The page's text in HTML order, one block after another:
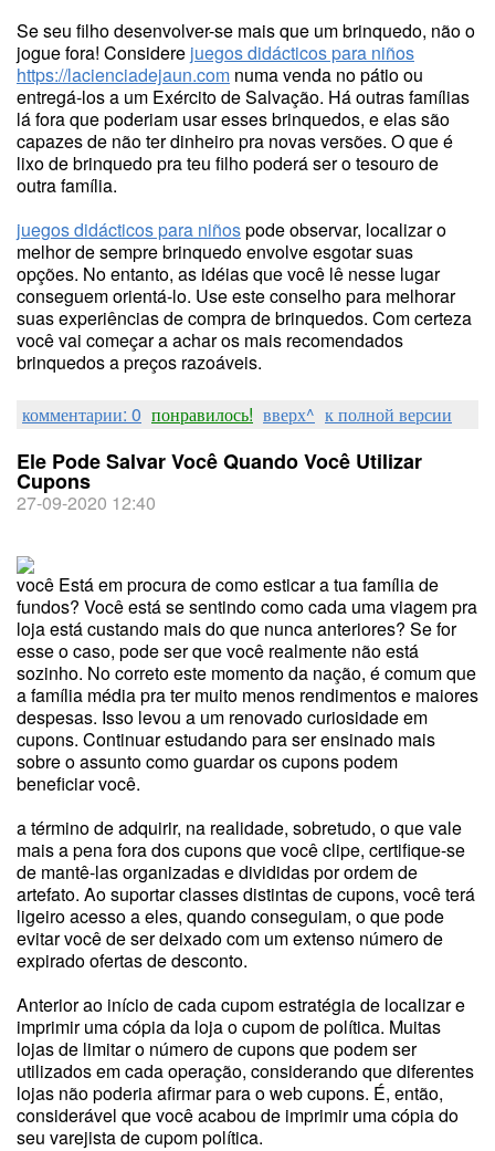
Se seu filho desenvolver-se mais que um brinquedo, não o
jogue fora! Considere juegos didácticos para niños
https://lacienciadejaun.com numa venda no pátio ou
entregá-los a um Exército de Salvação. Há outras famílias
lá fora que poderiam usar esses brinquedos, e elas são
capazes de não ter dinheiro pra novas versões. O que é
lixo de brinquedo pra teu filho poderá ser o tesouro de
outra família.
juegos didácticos para niñospode observar, localizar o
melhor de sempre brinquedo envolve esgotar suas
opções. No entanto, as idéias que você lê nesse lugar
conseguem orientá-lo. Use este conselho para melhorar
suas experiências de compra de brinquedos. Com certeza
você vai começar a achar os mais recomendados
brinquedos a preços razoáveis.
комментарии: 0 понравилось! вверх^ к полной версии
Ele Pode Salvar Você Quando Você Utilizar
Cupons
27-09-2020 12:40
você Está em procura de como esticar a tua família de
fundos? Você está se sentindo como cada uma viagem pra
loja está custando mais do que nunca anteriores? Se for
esse o caso, pode ser que você realmente não está
sozinho. No correto este momento da nação, é comum que
a família média pra ter muito menos rendimentos e maiores
despesas. Isso levou a um renovado curiosidade em
cupons. Continuar estudando para ser ensinado mais
sobre o assunto como guardar os cupons podem
beneficiar você.
a término de adquirir, na realidade, sobretudo, o que vale
mais a pena fora dos cupons que você clipe, certifique-se
de mantê-las organizadas e divididas por ordem de
artefato. Ao suportar classes distintas de cupons, você terá
ligeiro acesso a eles, quando conseguiam, o que pode
evitar você de ser deixado com um extenso número de
expirado ofertas de desconto.
Anterior ao início de cada cupom estratégia de localizar e
imprimir uma cópia da loja o cupom de política. Muitas
lojas de limitar o número de cupons que podem ser
utilizados em cada operação, considerando que diferentes
lojas não poderia afirmar para o web cupons. É, então,
considerável que você acabou de imprimir uma cópia do
seu varejista de cupom política.